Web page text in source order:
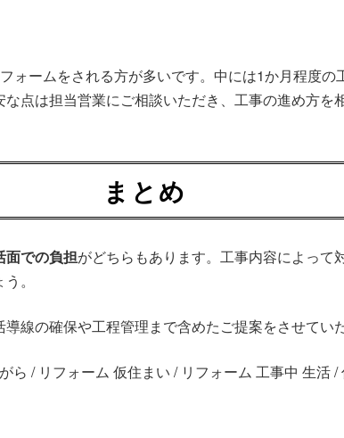
ォームをされる方が多いです。中には1か月程度
点は担当営業にご相談いただき、工事の進め方を
まとめ
面での負担がどちらもあります。工事内容によっ
。
線の確保や工程管理まで含めたご提案をさせて
ら / リフォーム 仮住まい / リフォーム 工事中 生活